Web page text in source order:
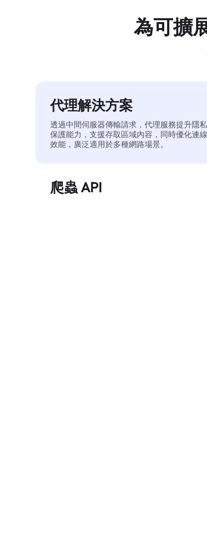
為可擴
代理解決方案
透過中間伺服器傳輸請求，代理服務提升隱私
保護能力，支援存取區域內容，同時優化連線
效能，廣泛適用於多種網路場景。
爬蟲 API